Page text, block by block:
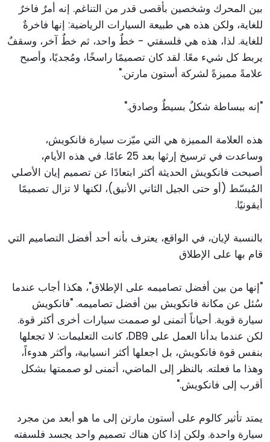
بين المحرك وشخصين بأقصى قدر من التناغم. إنه أمرٌ فاخرٌ
للغاية، ولكن هذه هي طبيعة السيارات الرياضية: إنها فاخرةٌ
للغاية. لذا، هذه هي فلسفتي - خطٌ واحد، ثم خطٌ آخر، وسقفٌ
يربط كل شيء معًا. لقد كان تصميمًا راسخًا، ومُجديًا، وأصبح
علامةً مميزةً لشركة أستون مارتن."
"إنه ببساطة شكلٌ بسيطٌ وصادق."
هذه العلامة المميزة هي التي ميّزت سيارة فانكويش،
وساعدت في ترسيخ إرثها بعد 25 عامًا. في هذه الأيام،
أصبحت فانكويش الحديثة أكثر ابتعادًا عن تصميم إيان الأصلي
المُبسّط (أو حتى الجيل الثاني الأنيق)، لكنها لا تزال تصميمًا
أيقونيًا.
بالنسبة لإيان، في الواقع، يعترف بأنه أحد أفضل التصاميم التي
قام بها على الإطلاق
"إنها من بين أفضل تصاميمه على الإطلاق"، هكذا أجاب عندما
سُئل عن مكانة فانكويش بين أفضل تصاميمه. "فانكويش
سيارة قوية. أحياناً أتمنى لو صممت سيارات أخرى أكثر قوة.
لكن عندما بدأنا العمل على DB9، كانت التعليمات: لا تجعلها
بنفس قوة فانكويش، بل اجعلها أكثر انسيابية، وأكثر هدوءاً،
وهذا ما فعلته. بالنظر إلى الماضي، أتمنى لو صممتها بشكل
أقرب إلى فانكويش."
يمتد تأثير كالوم على أستون مارتن إلى ما هو أبعد من مجرد
سيارة واحدة. ولكن إذا كان هناك تصميم واحد يجسد فلسفته